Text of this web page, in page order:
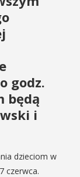
godz.
będą
i
dzieciom w
czerwca.